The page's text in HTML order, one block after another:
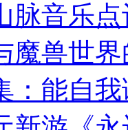
脉音乐
魔兽世
：能自